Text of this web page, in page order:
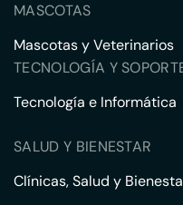
MASCOTAS
Mascotas y Veterinarios
TECNOLOGÍA Y
Tecnología e Informática
SALUD Y BIENESTAR
Clínicas, Salud y